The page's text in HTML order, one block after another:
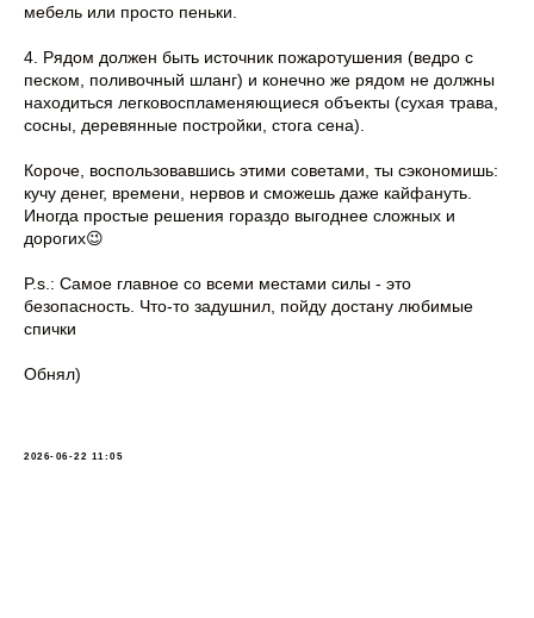
мебель или просто пеньки.
4. Рядом должен быть источник пожаротушения (ведро с
песком, поливочный шланг) и конечно же рядом не должны
находиться легковоспламеняющиеся объекты (сухая трава,
сосны, деревянные постройки, стога сена).
Короче, воспользовавшись этими советами, ты сэкономишь:
кучу денег, времени, нервов и сможешь даже кайфануть.
Иногда простые решения гораздо выгоднее сложных и
дорогих😉
P.s.: Самое главное со всеми местами силы - это
безопасность. Что-то задушнил, пойду достану любимые
спички
Обнял)
2026-06-22 11:05